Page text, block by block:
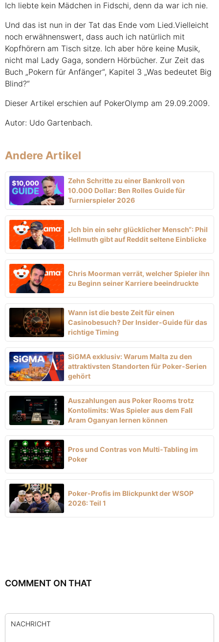
Ich liebte kein Mädchen in Fidschi, denn da war ich nie.
Und das ist nun in der Tat das Ende vom Lied.Vielleicht
noch erwähnenswert, dass auch ich natürlich mit
Kopfhörern am Tisch sitze. Ich aber höre keine Musik,
nicht mal Lady Gaga, sondern Hörbücher. Zur Zeit das
Buch „Pokern für Anfänger“, Kapitel 3 „Was bedeutet Big
Blind?“
Dieser Artikel erschien auf PokerOlymp am 29.09.2009.
Autor: Udo Gartenbach.
Andere Artikel
Zehn Schritte zu einer Bankroll von
10.000 Dollar: Ben Rolles Guide für
Turnierspieler 2026
„Ich bin ein sehr glücklicher Mensch“: Phil
Hellmuth gibt auf Reddit seltene Einblicke
Chris Moorman verrät, welcher Spieler ihn
zu Beginn seiner Karriere beeindruckte
Wann ist die beste Zeit für einen
Casinobesuch? Der Insider-Guide für das
richtige Timing
SiGMA exklusiv: Warum Malta zu den
attraktivsten Standorten für Poker-Serien
gehört
Auszahlungen aus Poker Rooms trotz
Kontolimits: Was Spieler aus dem Fall
Aram Oganyan lernen können
Pros und Contras von Multi-Tabling im
Poker
Poker-Profis im Blickpunkt der WSOP
2026: Teil 1
COMMENT ON THAT
NACHRICHT